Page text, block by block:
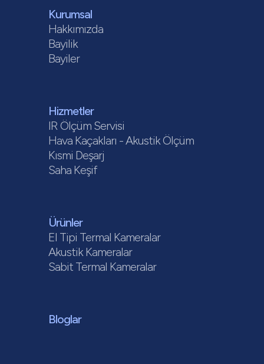
Kurumsal
Hakkımızda
Bayilik
Bayiler
Hizmetler
IR Ölçüm Servisi
Hava Kaçakları - Akustik Ölçüm
Kısmi Deşarj
Saha Keşif
Ürünler
El Tipi Termal Kameralar
Akustik Kameralar
Sabit Termal Kameralar
Bloglar